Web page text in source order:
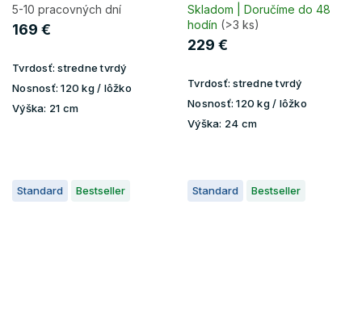
5-10 pracovných dní
169 €
Tvrdosť: stredne tvrdý
Nosnosť: 120 kg / lôžko
Výška: 21 cm
Aloe Vera
Skladom | Doručíme do 48
hodín (>3 ks)
229 €
Tvrdosť: stredne tvrdý
Nosnosť: 120 kg / lôžko
Výška: 24 cm
Standard Bestseller Standard Bestseller